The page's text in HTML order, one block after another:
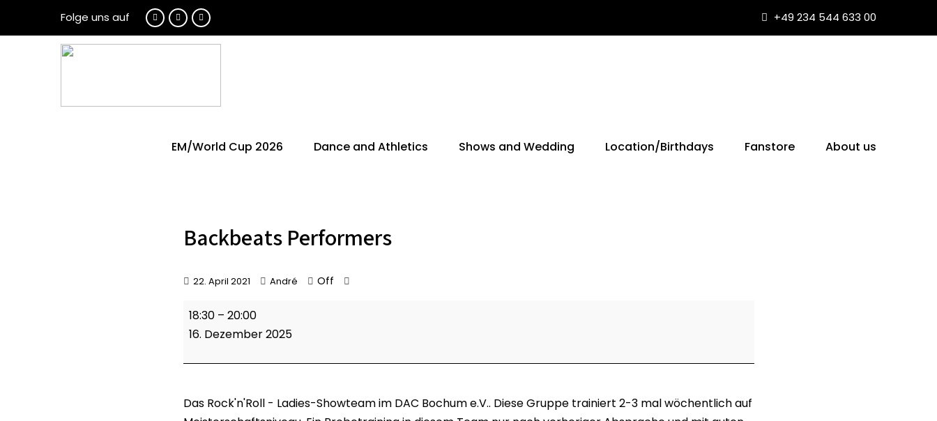
Folge uns auf +49 234 544 633 00
EM/World Cup 2026 Dance and Athletics Shows and Wedding Location/Birthdays Fanstore About us
Backbeats Performers
22. April 2021 André Off
Backbeats
Performers
18:30 – 20:00
16. Dezember 2025
Das Rock'n'Roll - Ladies-Showteam im DAC Bochum e.V.. Diese Gruppe trainiert 2-3 mal wöchentlich auf